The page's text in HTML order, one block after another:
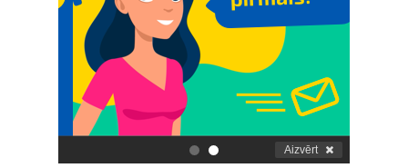
. Aizvērt